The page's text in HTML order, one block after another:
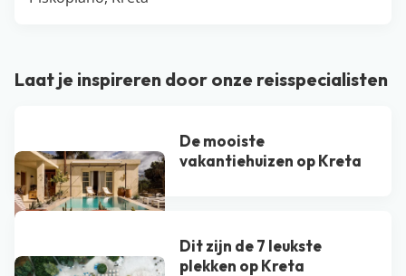
Laat je inspireren door onze reisspecialisten
De mooiste
vakantiehuizen op Kreta
Dit zijn de 7 leukste
plekken op Kreta